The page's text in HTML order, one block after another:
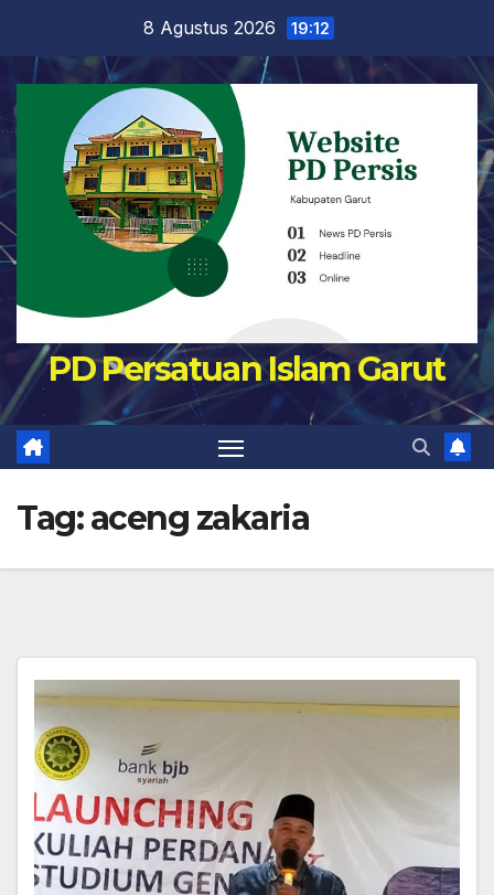
content
8 Agustus 2026 19:12
PD Persatuan Islam Garut
Tag:aceng zakaria